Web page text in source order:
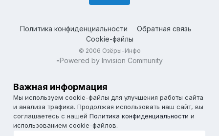
Политика конфиденциальности
Обратная связь
Cookie-файлы
© 2006 Озёры-Инфо
=Powered by Invision Community
Важная информация
Мы используем cookie-файлы для улучшения работы сайта
и анализа трафика. Продолжая использовать наш сайт, вы
соглашаетесь с нашей Политика конфиденциальности и
использованием cookie-файлов.